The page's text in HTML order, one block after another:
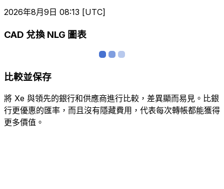
2026年8月9日 08:13 [UTC]
CAD 兌換 NLG 圖表
比較並保存
將 Xe 與領先的銀行和供應商進行比較，差異顯而易見。比銀
行更優惠的匯率，而且沒有隱藏費用，代表每次轉帳都能獲得
更多價值。